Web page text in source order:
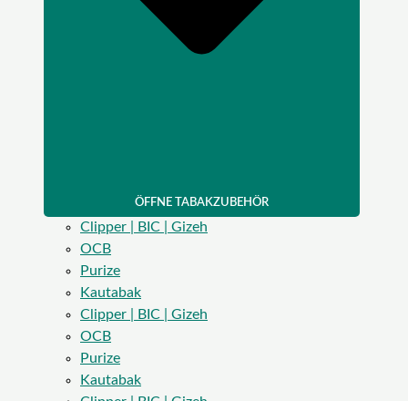
ÖFFNE TABAKZUBEHÖR
Clipper | BIC | Gizeh
OCB
Purize
Kautabak
Clipper | BIC | Gizeh
OCB
Purize
Kautabak